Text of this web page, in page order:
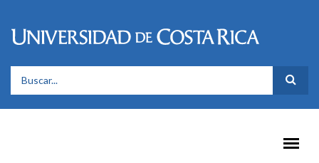
FORMULARIO DE BÚSQUEDA